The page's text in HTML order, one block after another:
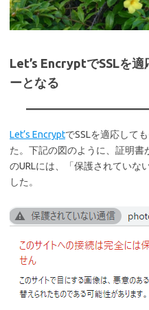
Let’s EncryptでSSLを
ーとなる
Let’s EncryptでSSLを適応して
た。下記の図のように、証明
のURLには、「保護されていな
した。